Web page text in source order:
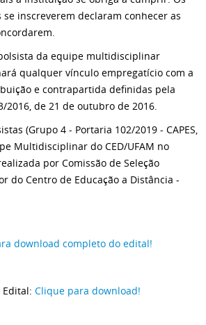
inscreverem declaram conhecer as
da equipe multidisciplinar
qualquer vínculo empregatício com a
e contrapartida definidas pela
2016, de 21 de outubro de 2016.
(Grupo 4 - Portaria 102/2019 - CAPES,
Multidisciplinar do CED/UFAM no
por Comissão de Seleção
do Centro de Educação a Distância -
download completo do edital!
Edital: Clique para download!